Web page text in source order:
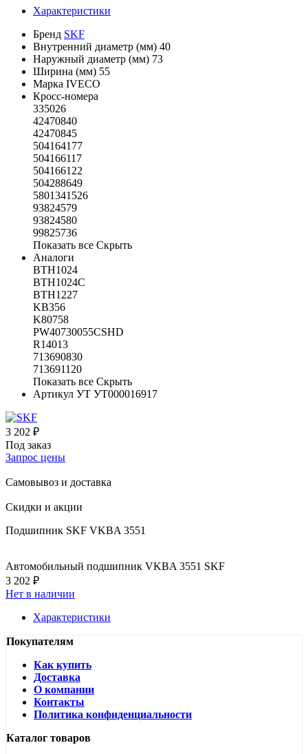
Характеристики
Бренд SKF
Внутренний диаметр (мм) 40
Наружный диаметр (мм) 73
Ширина (мм) 55
Марка IVECO
Кросс-номера
335026
42470840
42470845
504164177
504166117
504166122
504288649
5801341526
93824579
93824580
99825736
Показать все Скрыть
Аналоги
BTH1024
BTH1024C
BTH1227
KB356
K80758
PW40730055CSHD
R14013
713690830
713691120
Показать все Скрыть
Артикул УТ УТ000016917
3 202 ₽
Под заказ
Запрос цены
Самовывоз и доставка
Скидки и акции
Подшипник SKF VKBA 3551
Автомобильный подшипник VKBA 3551 SKF
3 202 ₽
Нет в наличии
Характеристики
Покупателям
Как купить
Доставка
О компании
Контакты
Политика конфиденциальности
Каталог товаров